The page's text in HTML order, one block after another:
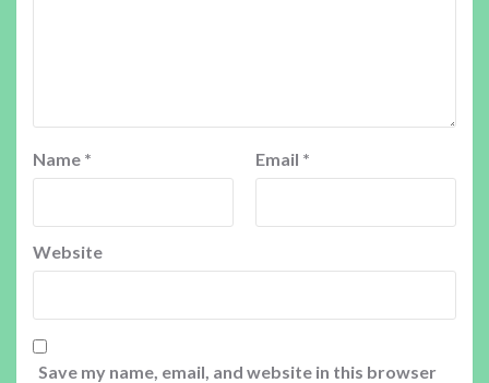
Name * Email *
Website
Save my name, email, and website in this browser